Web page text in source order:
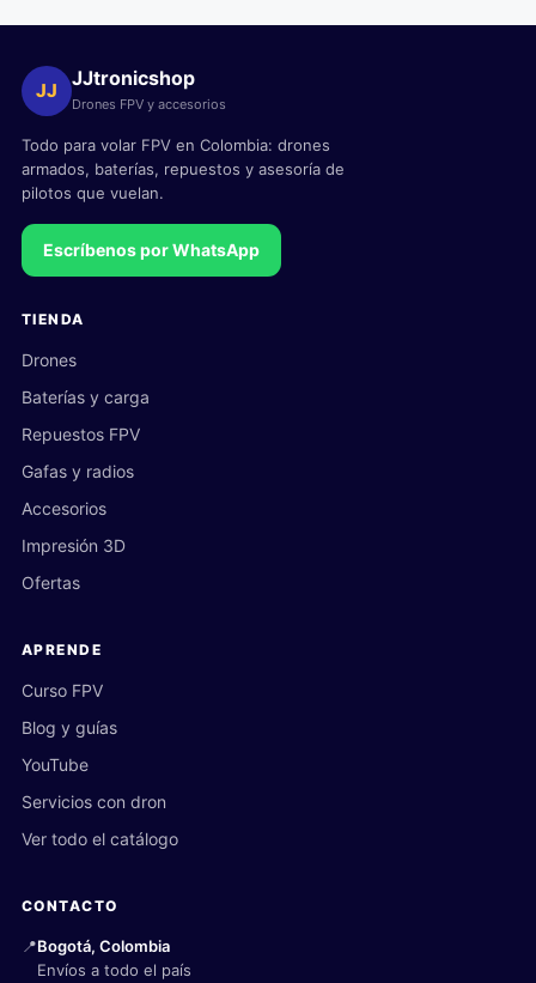
JJ
JJtronicshop
Drones FPV y accesorios
Todo para volar FPV en Colombia: drones
armados, baterías, repuestos y asesoría de
pilotos que vuelan.
Escríbenos por WhatsApp
TIENDA
Drones
Baterías y carga
Repuestos FPV
Gafas y radios
Accesorios
Impresión 3D
Ofertas
APRENDE
Curso FPV
Blog y guías
YouTube
Servicios con dron
Ver todo el catálogo
CONTACTO
📍Bogotá, Colombia
Envíos a todo el país